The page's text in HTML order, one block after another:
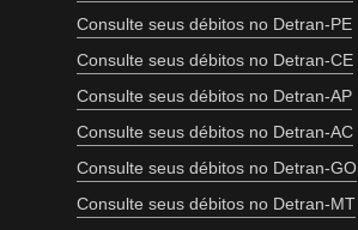
Consulte seus débitos no Detran-PE
Consulte seus débitos no Detran-CE
Consulte seus débitos no Detran-AP
Consulte seus débitos no Detran-AC
Consulte seus débitos no Detran-GO
Consulte seus débitos no Detran-MT